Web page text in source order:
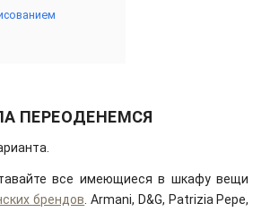
ПЕРЕОДЕНЕМСЯ
все имеющиеся в шкафу вещи
брендов. Armani, D&G, Patrizia Pepe,